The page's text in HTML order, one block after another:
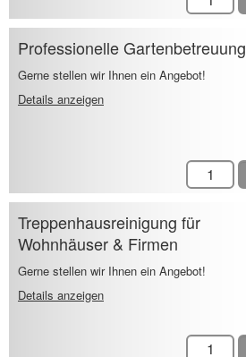
Professionelle Gartenbetreuung
Gerne stellen wir Ihnen ein Angebot!
Details anzeigen
Treppenhausreinigung für
Wohnhäuser & Firmen
Gerne stellen wir Ihnen ein Angebot!
Details anzeigen